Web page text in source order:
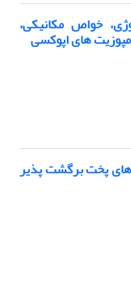
خواص مکانیکی،
های اپوکسی
های پخت برگشت پذیر